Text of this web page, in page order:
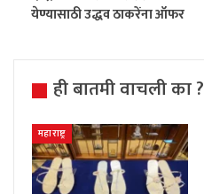
येण्यासाठी उद्धव ठाकरेंना ऑफर
ही बातमी वाचली का ?
महाराष्ट्र